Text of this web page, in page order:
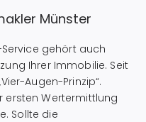
Münster
gehört auch
Ihrer Immobilie. Seit
Augen-Prinzip“.
ersten Wertermittlung
Sollte die